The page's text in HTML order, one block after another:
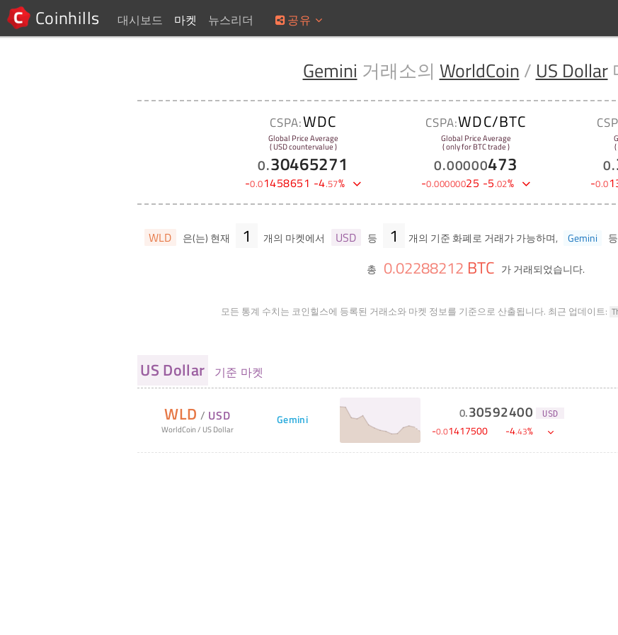
Coinhills 대시보드 마켓 뉴스리더 공유
Gemini 거래소의 WorldCoin / US Dollar
CSPA:WDC
Global Price Average
( USD countervalue )
0.30465271
-0.01458651 -4.57%
CSPA:WDC/BTC
Global Price Average
( only for BTC trade )
0.00000473
-0.00000025 -5.02%
0.
-0.0
WLD 은(는) 현재 1 개의 마켓에서 USD 등 1 개의 기준 화폐로 거래가 가능하며, Gemini 등
총 0.02288212 BTC 가 거래되었습니다.
모든 통계 수치는 코인힐스에 등록된 거래소와 마켓 정보를 기준으로 산출됩니다. 최근 업데이트:
US Dollar 기준 마켓
WLD / USD
WorldCoin/ US Dollar
Gemini 0.30592400 USD
-0.01417500 -4.43%